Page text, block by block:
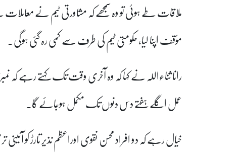
ملاقات طے ہوئی تو وہ سمجھے کہ مشاورتی ٹیم نے
مؤقف اپنا لیا، حکومتی ٹیم کی طرف سے کمی رہ گئی ہوگی۔
رانا ثناءاللہ نے کہا کہ وہ آخری وقت تک کہتے رہے کہ
عمل اگلے ہفتے دس دنوں تک مکمل ہوجائے گا۔
خیال رہے کہ دو افراد محسن نقوی اوراعظم نذیر تارڑ کو